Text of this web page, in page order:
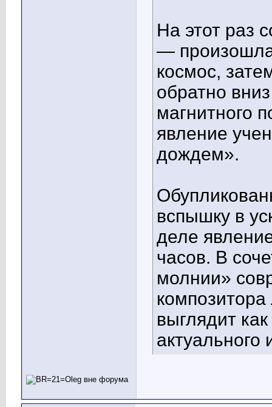
На этот раз
—
космос,
обратно
магнитного
явление
дождем».
вспышку в
деле
часов. В
молнии»
выглядит
актуального